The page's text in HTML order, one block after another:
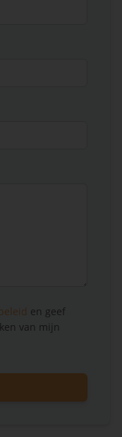
en geef
van mijn